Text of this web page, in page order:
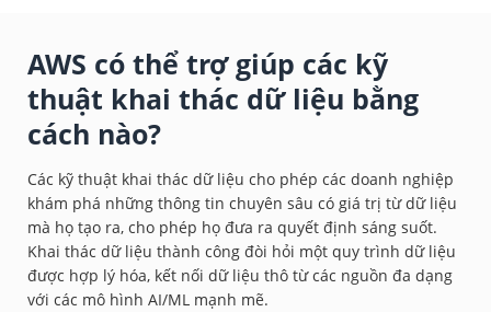
AWS có thể trợ giúp các kỹ
thuật khai thác dữ liệu bằng
cách nào?
Các kỹ thuật khai thác dữ liệu cho phép các doanh nghiệp
khám phá những thông tin chuyên sâu có giá trị từ dữ liệu
mà họ tạo ra, cho phép họ đưa ra quyết định sáng suốt.
Khai thác dữ liệu thành công đòi hỏi một quy trình dữ liệu
được hợp lý hóa, kết nối dữ liệu thô từ các nguồn đa dạng
với các mô hình AI/ML mạnh mẽ.